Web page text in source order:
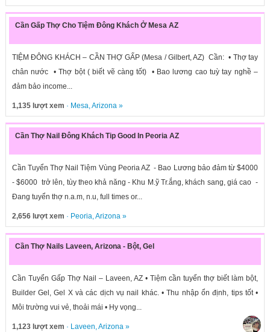
Cần Gấp Thợ Cho Tiệm Đông Khách Ở Mesa AZ
TIỆM ĐÔNG KHÁCH – CẦN THỢ GẤP (Mesa / Gilbert, AZ) Cần: • Thợ tay
chân nước • Thợ bột ( biết vẽ càng tốt) • Bao lương cao tuỳ tay nghề –
đảm bảo income...
1,135 lượt xem · Mesa,Arizona»
Cần Thợ Nail Đông Khách Tip Good In Peoria AZ
Cần Tuyển Thợ Nail Tiệm Vùng Peoria AZ - Bao Lương bảo đảm từ $4000
- $6000 trở lên, tùy theo khả năng - Khu M.ỹ Tr.ắng, khách sang, giá cao -
Đang tuyển thợ n.a.m, n.u, full times or...
2,656 lượt xem · Peoria,Arizona»
Cần Thợ Nails Laveen, Arizona - Bột, Gel
Cần Tuyển Gấp Thợ Nail – Laveen, AZ • Tiệm cần tuyển thợ biết làm bột,
Builder Gel, Gel X và các dịch vụ nail khác. • Thu nhập ổn định, tips tốt •
Môi trường vui vẻ, thoải mái • Hy vọng...
1,123 lượt xem · Laveen,Arizona»